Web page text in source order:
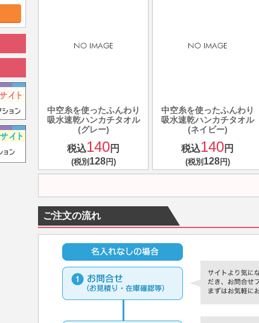
中空糸を使ったふんわり
吸水速乾ハンカチタオル
(グレー)
税込140円
(税別128円)
中空糸を使ったふんわり
吸水速乾ハンカチタオル
(ネイビー)
税込140円
(税別128円)
ご注文の流れ